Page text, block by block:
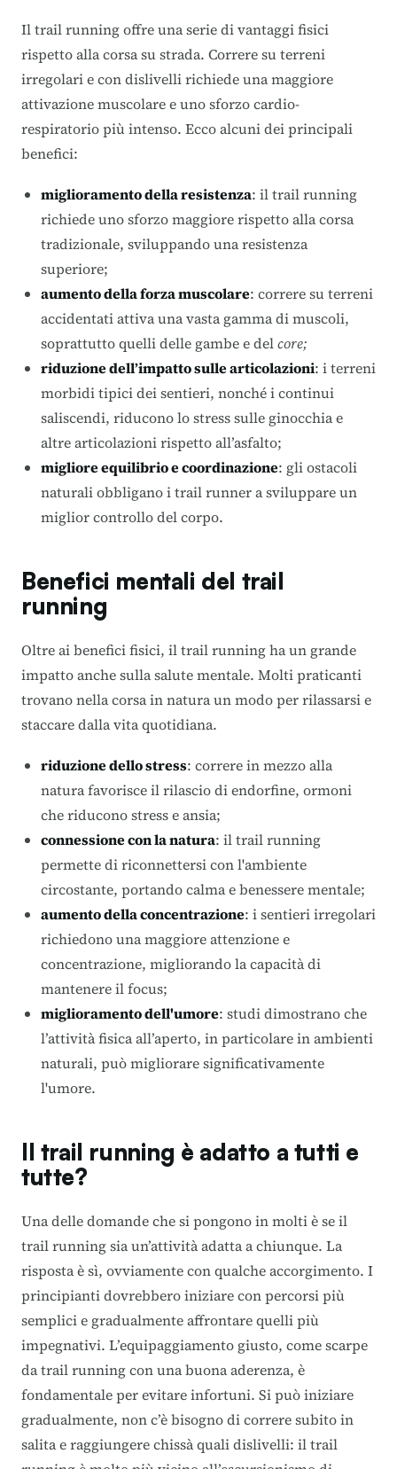
Il trail running offre una serie di vantaggi fisici
rispetto alla corsa su strada. Correre su terreni
irregolari e con dislivelli richiede una maggiore
attivazione muscolare e uno sforzo cardio-
respiratorio più intenso. Ecco alcuni dei principali
benefici:
miglioramento della resistenza: il trail running
richiede uno sforzo maggiore rispetto alla corsa
tradizionale, sviluppando una resistenza
superiore;
aumento della forza muscolare: correre su terreni
accidentati attiva una vasta gamma di muscoli,
soprattutto quelli delle gambe e delcore;
riduzione dell’impatto sulle articolazioni: i terreni
morbidi tipici dei sentieri, nonché i continui
saliscendi, riducono lo stress sulle ginocchia e
altre articolazioni rispetto all’asfalto;
migliore equilibrio e coordinazione: gli ostacoli
naturali obbligano i trail runner a sviluppare un
miglior controllo del corpo.
Benefici mentali del trail
running
Oltre ai benefici fisici, il trail running ha un grande
impatto anche sulla salute mentale. Molti praticanti
trovano nella corsa in natura un modo per rilassarsi e
staccare dalla vita quotidiana.
riduzione dello stress: correre in mezzo alla
natura favorisce il rilascio di endorfine, ormoni
che riducono stress e ansia;
connessione con la natura: il trail running
permette di riconnettersi con l'ambiente
circostante, portando calma e benessere mentale;
aumento della concentrazione: i sentieri irregolari
richiedono una maggiore attenzione e
concentrazione, migliorando la capacità di
mantenere il focus;
miglioramento dell'umore: studi dimostrano che
l’attività fisica all’aperto, in particolare in ambienti
naturali, può migliorare significativamente
l'umore.
Il trail running è adatto a tutti e
tutte?
Una delle domande che si pongono in molti è se il
trail running sia un’attività adatta a chiunque. La
risposta è sì, ovviamente con qualche accorgimento. I
principianti dovrebbero iniziare con percorsi più
semplici e gradualmente affrontare quelli più
impegnativi. L’equipaggiamento giusto, comescarpe
da trail running con una buona aderenza, è
fondamentale per evitare infortuni. Si può iniziare
gradualmente, non c’è bisogno di correre subito in
salita e raggiungere chissà quali dislivelli: il trail